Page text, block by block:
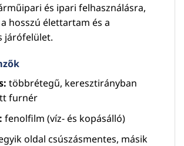
és ipari felhasználásra,
hosszú élettartam és a
járófelület.
többrétegű, keresztirányban
furnér
fenolfilm (víz- és kopásálló)
oldal csúszásmentes, másik